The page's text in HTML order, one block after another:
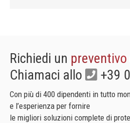
Richiedi un
Chiamaci allo
+39
Con più di 400 dipendenti in tutto
e l’esperienza per fornire
le migliori soluzioni complete di